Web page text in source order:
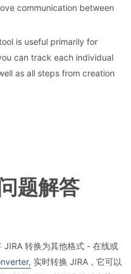
communication between
is useful primarily for
can track each individual
as all steps from creation
题解答
JIRA 转换为其他格式 - 在线或
实时转换 JIRA，它可以